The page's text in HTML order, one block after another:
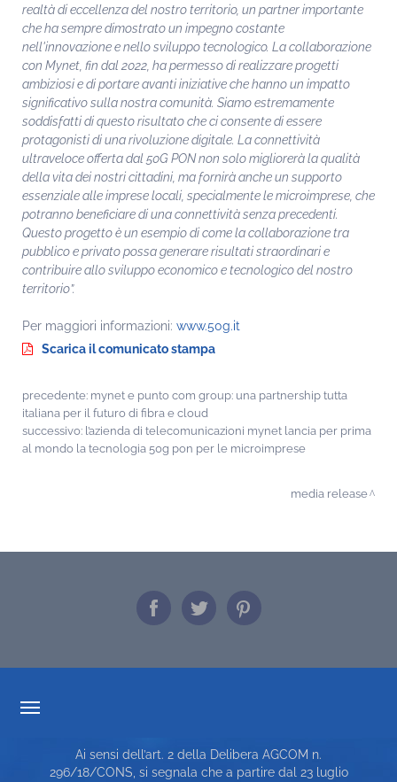
realtà di eccellenza del nostro territorio, un partner importante
che ha sempre dimostrato un impegno costante
nell'innovazione e nello sviluppo tecnologico. La collaborazione
con Mynet, fin dal 2022, ha permesso di realizzare progetti
ambiziosi e di portare avanti iniziative che hanno un impatto
significativo sulla nostra comunità. Siamo estremamente
soddisfatti di questo risultato che ci consente di essere
protagonisti di una rivoluzione digitale. La connettività
ultraveloce offerta dal 50G PON non solo migliorerà la qualità
della vita dei nostri cittadini, ma fornirà anche un supporto
essenziale alle imprese locali, specialmente le microimprese, che
potranno beneficiare di una connettività senza precedenti.
Questo progetto è un esempio di come la collaborazione tra
pubblico e privato possa generare risultati straordinari e
contribuire allo sviluppo economico e tecnologico del nostro
territorio”.
Per maggiori informazioni: www.50g.it
Scarica il comunicato stampa
precedente: mynet e punto com group: una partnership tutta
italiana per il futuro di fibra e cloud
successivo: l’azienda di telecomunicazioni mynet lancia per prima
al mondo la tecnologia 50g pon per le microimprese
media release
CARTA DEI SERVIZI
Ai sensi dell’art. 2 della Delibera AGCOM n.
296/18/CONS, si segnala che a partire dal 23 luglio